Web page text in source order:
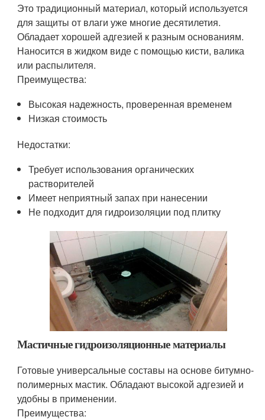
Это традиционный материал, который используется
для защиты от влаги уже многие десятилетия.
Обладает хорошей адгезией к разным основаниям.
Наносится в жидком виде с помощью кисти, валика
или распылителя.
Преимущества:
Высокая надежность, проверенная временем
Низкая стоимость
Недостатки:
Требует использования органических
растворителей
Имеет неприятный запах при нанесении
Не подходит для гидроизоляции под плитку
Мастичные гидроизоляционные материалы
Готовые универсальные составы на основе битумно-
полимерных мастик. Обладают высокой адгезией и
удобны в применении.
Преимущества: